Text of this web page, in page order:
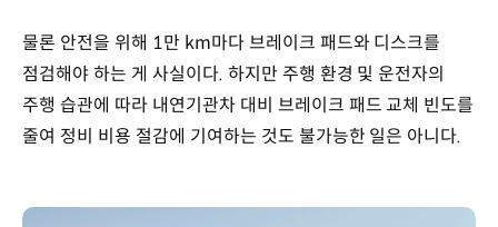
물론 안전을 위해 1만 km마다 브레이크 패드와 디스크를
점검해야 하는 게 사실이다. 하지만 주행 환경 및 운전자의
주행 습관에 따라 내연기관차 대비 브레이크 패드 교체 빈도를
줄여 정비 비용 절감에 기여하는 것도 불가능한 일은 아니다.